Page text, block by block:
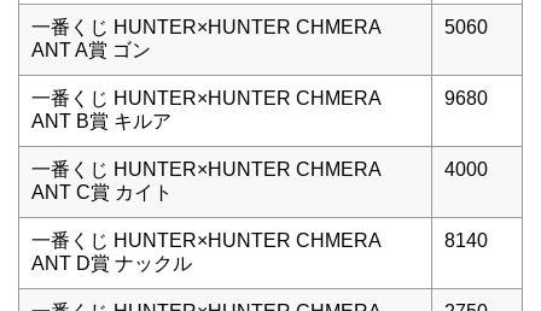
一番くじ HUNTER×HUNTER CHMERA
ANT A賞 ゴン
5060
一番くじ HUNTER×HUNTER CHMERA
ANT B賞 キルア
9680
一番くじ HUNTER×HUNTER CHMERA
ANT C賞 カイト
4000
一番くじ HUNTER×HUNTER CHMERA
ANT D賞 ナックル
8140